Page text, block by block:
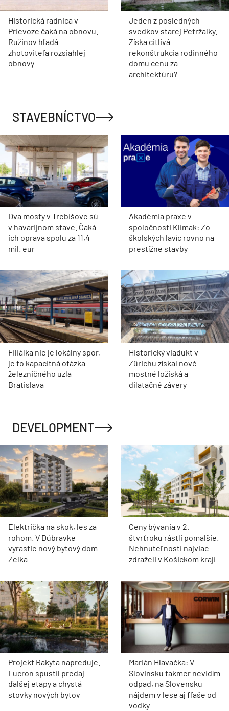
Historická radnica v
Prievoze čaká na obnovu.
Ružinov hľadá
zhotoviteľa rozsiahlej
obnovy
Jeden z posledných
svedkov starej Petržalky.
Získa citlivá
rekonštrukcia rodinného
domu cenu za
architektúru?
STAVEBNÍCTVO
Dva mosty v Trebišove sú
v havarijnom stave. Čaká
ich oprava spolu za 11,4
mil. eur
Akadémia praxe v
spoločnosti Klimak: Zo
školských lavíc rovno na
prestížne stavby
Filiálka nie je lokálny spor,
je to kapacitná otázka
železničného uzla
Bratislava
Historický viadukt v
Zürichu získal nové
mostné ložiská a
dilatačné závery
DEVELOPMENT
Električka na skok, les za
rohom. V Dúbravke
vyrastie nový bytový dom
Zelka
Ceny bývania v 2.
štvrťroku rástli pomalšie.
Nehnuteľnosti najviac
zdraželi v Košickom kraji
Projekt Rakyta napreduje.
Lucron spustil predaj
ďalšej etapy a chystá
stovky nových bytov
Marián Hlavačka: V
Slovinsku takmer nevidím
odpad, na Slovensku
nájdem v lese aj fľaše od
vodky